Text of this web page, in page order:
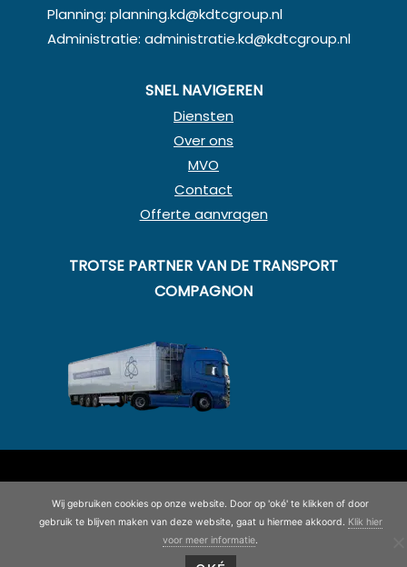
Planning:planning.kd@kdtcgroup.nl
Administratie:administratie.kd@kdtcgroup.nl
SNEL NAVIGEREN
Diensten
Over ons
MVO
Contact
Offerte aanvragen
TROTSE PARTNER VAN DE TRANSPORT
COMPAGNON
© Copyright 2020 - 2026Koning en Drenth· Alle rechten
voorbehouden
©2026| Website ontwikkeling doorWEBSITEBEREIKT.NL
Wij gebruiken cookies op onze website. Door op 'oké' te klikken of door
gebruik te blijven maken van deze website, gaat u hiermee akkoord. Klik hier
voor meer informatie.